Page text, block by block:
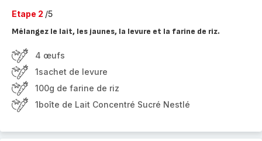
Etape 2 /5
Mélangez le lait, les jaunes, la levure et la farine de riz.
4 œufs
1sachet de levure
100g de farine de riz
1boîte de Lait Concentré Sucré Nestlé